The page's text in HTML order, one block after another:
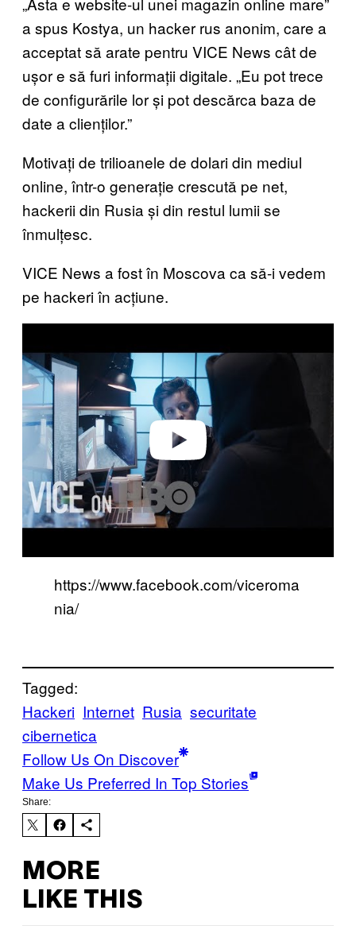
a spus Kostya, un hacker rus anonim, care a
acceptat să arate pentru VICE News cât de
ușor e să furi informații digitale. „Eu pot trece
de configurările lor și pot descărca baza de
date a clienților.”
Motivați de trilioanele de dolari din mediul
online, într-o generație crescută pe net,
hackerii din Rusia și din restul lumii se
înmulțesc.
VICE News a fost în Moscova ca să-i vedem
pe hackeri în acțiune.
a
y
i
e
o
https://www.facebook.com/viceroma
nia/
Tagged:
Hackeri Internet Rusia securitate
cibernetica
Follow Us On Discover
Make Us Preferred In Top Stories
Share:
MORE
LIKE THIS